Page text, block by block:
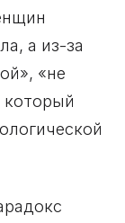
а из-за
«не
который